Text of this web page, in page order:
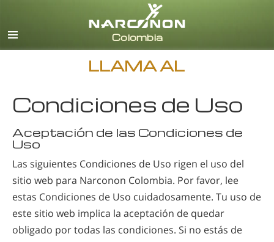
Español
Todas las Regiones/Idiomas
LLAMA AL
Condiciones de Uso
Aceptación de las Condiciones de
Uso
Las siguientes Condiciones de Uso rigen el uso del
sitio web para Narconon Colombia. Por favor, lee
estas Condiciones de Uso cuidadosamente. Tu uso de
este sitio web implica la aceptación de quedar
obligado por todas las condiciones. Si no estás de